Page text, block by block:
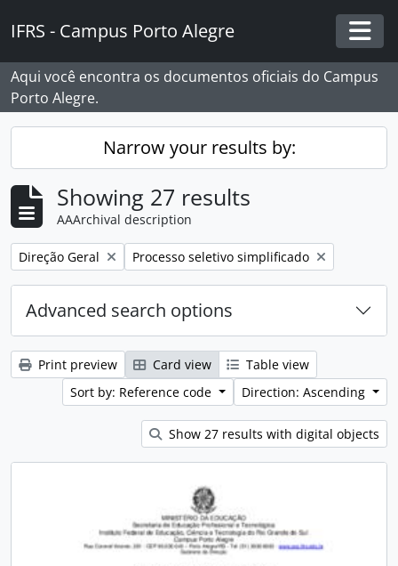
IFRS - Campus Porto Alegre
Aqui você encontra os documentos oficiais do Campus
Porto Alegre.
Narrow your results by:
Showing 27 results
AAArchival description
Remove filter:
Direção Geral Remove filter:
Processo seletivo simplificado
Advanced search options
Print preview Card view
Table view
Sort by: Reference code
Direction: Ascending
Show 27 results with digital objects